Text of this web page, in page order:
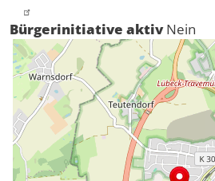
Bürgerinitiative aktiv Nein